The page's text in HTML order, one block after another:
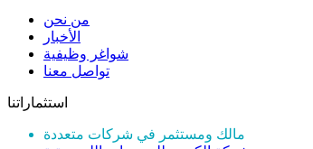
من نحن
الأخبار
شواغر وظيفية
تواصل معنا
استثماراتنا
مالك ومستثمر في شركات متعددة